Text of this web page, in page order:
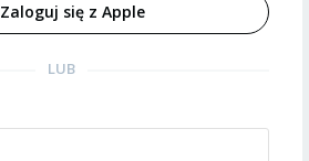
Zaloguj się z Apple
LUB